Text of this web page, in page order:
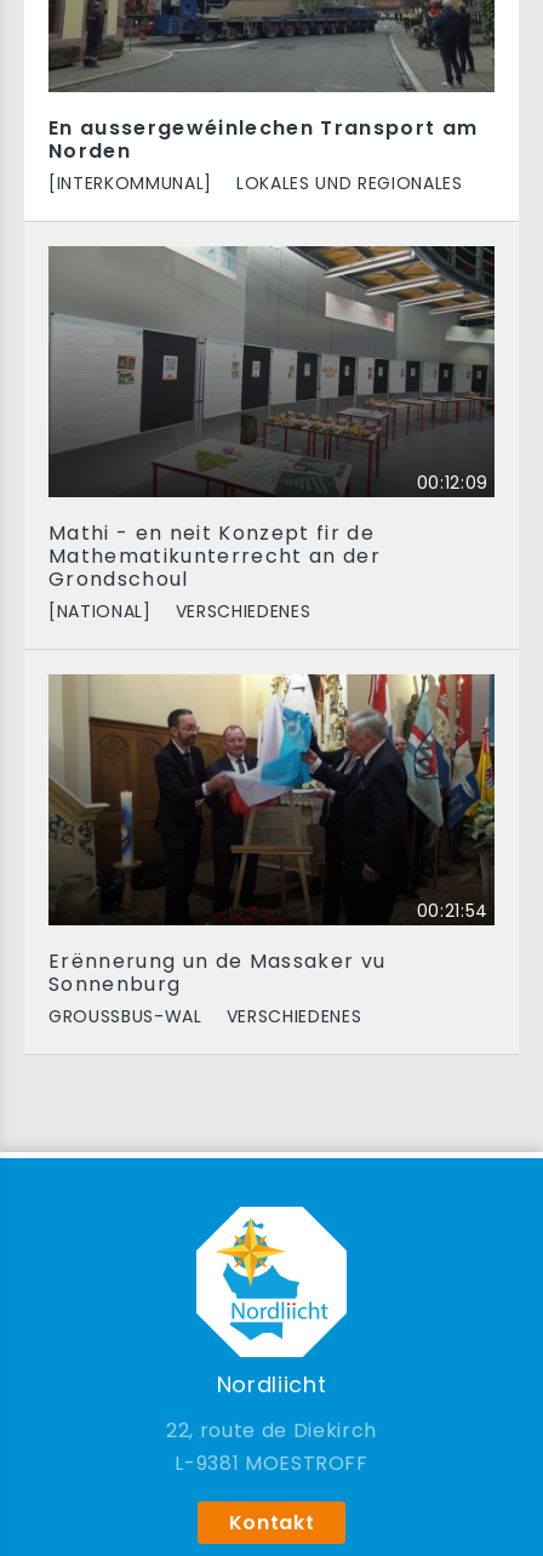
En aussergewéinlechen Transport am
Norden
[INTERKOMMUNAL] LOKALES UND REGIONALES
00:12:09
Mathi - en neit Konzept fir de
Mathematikunterrecht an der
Grondschoul
[NATIONAL] VERSCHIEDENES
00:21:54
Erënnerung un de Massaker vu
Sonnenburg
GROUSSBUS-WAL VERSCHIEDENES
Nordliicht
22, route de Diekirch
9381 MOESTROFF
Kontakt